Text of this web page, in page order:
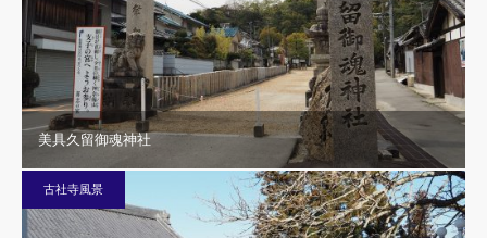
美具久留御魂神社
古社寺風景